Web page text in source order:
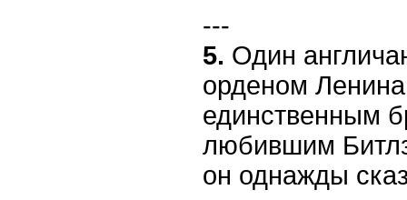
---
5. Один
орденом
единственным
любившим
он однажды